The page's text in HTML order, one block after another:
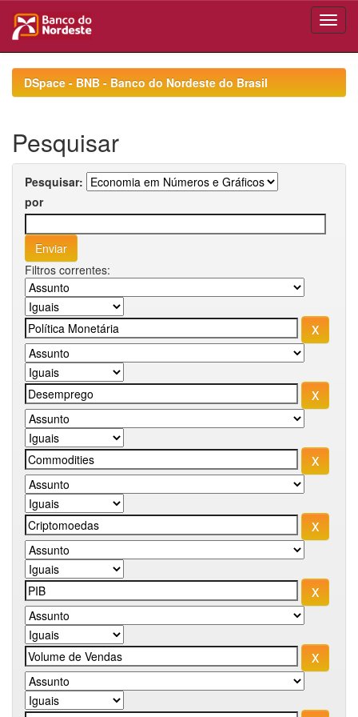
navigationDSpace - BNB - Banco do Nordeste do Brasil
Pesquisar
Pesquisar:
por
Filtros correntes: